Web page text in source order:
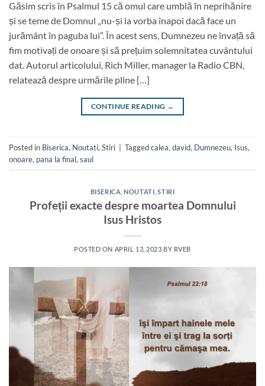
Găsim scris în Psalmul 15 că omul care umblă în neprihănire
și se teme de Domnul „nu-și ia vorba înapoi dacă face un
jurământ în paguba lui”. În acest sens, Dumnezeu ne învață să
fim motivați de onoare și să prețuim solemnitatea cuvântului
dat. Autorul articolului, Rich Miller, manager la Radio CBN,
relatează despre urmările pline […]
CONTINUE READING →
Posted in Biserica, Noutati, Stiri | Taggedcalea, david, Dumnezeu, Isus,
onoare, pana la final, saul
BISERICA ,NOUTATI ,STIRI
Profeții exacte despre moartea Domnului
Isus Hristos
POSTED ON APRIL 13, 2023 BY RVEB